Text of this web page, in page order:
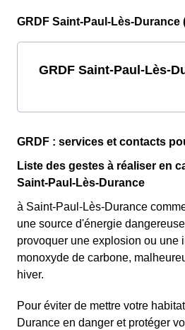
GRDF Saint-Paul-Lès-Durance
GRDF Saint-Paul-Lès-
GRDF : services et contacts
Liste des gestes à réaliser en
Saint-Paul-Lès-Durance
à Saint-Paul-Lès-Durance
une source d'énergie
provoquer une explosion ou une
monoxyde de carbone,
hiver.
Pour éviter de mettre votre
Durance en danger et protéger